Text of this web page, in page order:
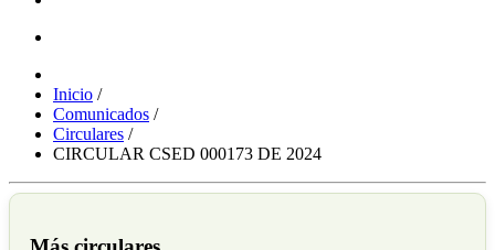
Inicio /
Comunicados /
Circulares /
CIRCULAR CSED 000173 DE 2024